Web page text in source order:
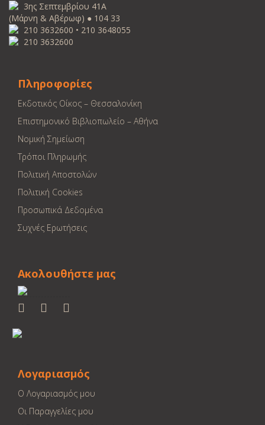
3ης Σεπτεμβρίου 41Α
(Μάρνη & Αβέρωφ) ● 104 33
210 3632600 • 210 3648055
210 3632600
Πληροφορίες
Εκδοτικός Οίκος – Θεσσαλονίκη
Επιστημονικό Βιβλιοπωλείο – Αθήνα
Νομική Σημείωση
Τρόποι Πληρωμής
Πολιτική Αποστολών
Πολιτική Cookies
Προσωπικά Δεδομένα
Συχνές Ερωτήσεις
Ακολουθήστε μας
Λογαριασμός
Ο Λογαριασμός μου
Οι Παραγγελίες μου